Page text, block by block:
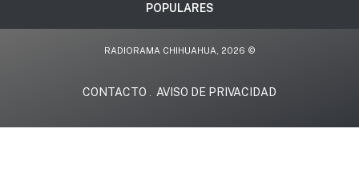
POPULARES
RADIORAMA CHIHUAHUA, 2026 ©
CONTACTO AVISO DE PRIVACIDAD